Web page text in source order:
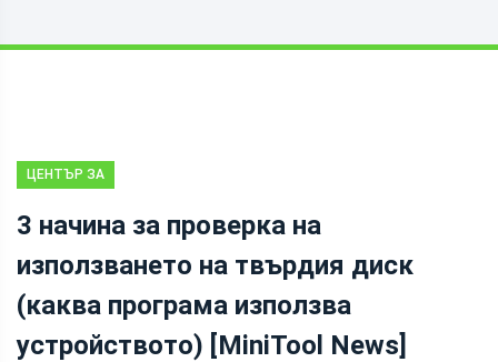
ЦЕНТЪР ЗА
MINITOOL
3 начина за проверка на
използването на твърдия диск
(каква програма използва
устройството) [MiniTool News]